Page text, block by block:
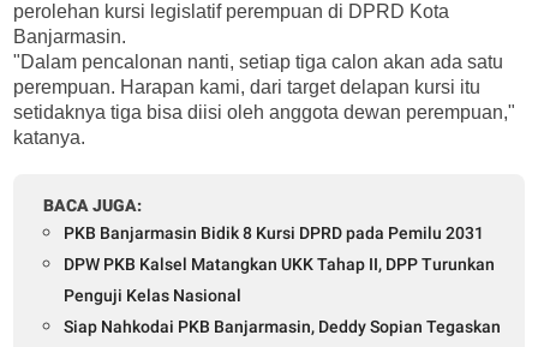
perolehan kursi legislatif perempuan di DPRD Kota
Banjarmasin.
"Dalam pencalonan nanti, setiap tiga calon akan ada satu
perempuan. Harapan kami, dari target delapan kursi itu
setidaknya tiga bisa diisi oleh anggota dewan perempuan,"
katanya.
BACA JUGA:
PKB Banjarmasin Bidik 8 Kursi DPRD pada Pemilu 2031
DPW PKB Kalsel Matangkan UKK Tahap II, DPP Turunkan
Penguji Kelas Nasional
Siap Nahkodai PKB Banjarmasin, Deddy Sopian Tegaskan